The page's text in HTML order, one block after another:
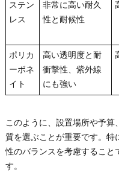
ステン
レス
非常に高い耐久
性と耐候性
ポリカ
ーボネ
イト
高い透明度と耐
衝撃性、紫外線
にも強い
このように、設置場所や予
質を選ぶことが重要です。
性のバランスを考慮すること
す。